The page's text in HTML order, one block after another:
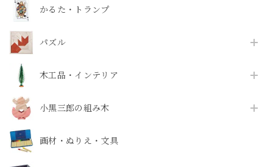
かるた・トランプ
パズル
木工品・インテリア
小黒三郎の組み木
画材・ぬりえ・文具